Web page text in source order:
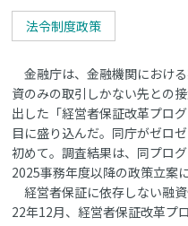
法令制度政策
金融庁は、金融機関におけ
資のみの取引しかない先との
出した「経営者保証改革プロ
目に盛り込んだ。同庁がゼロ
初めて。調査結果は、同プロ
2025事務年度以降の政策立案
経営者保証に依存しない融
22年12月、経営者保証改革プ